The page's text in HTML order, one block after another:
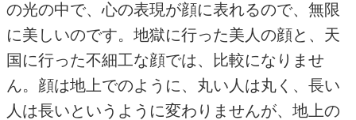
の光の中で、心の表現が顔に表れるので、無限
に美しいのです。地獄に行った美人の顔と、天
国に行った不細工な顔では、比較になりませ
ん。顔は地上でのように、丸い人は丸く、長い
人は長いというように変わりませんが、地上の